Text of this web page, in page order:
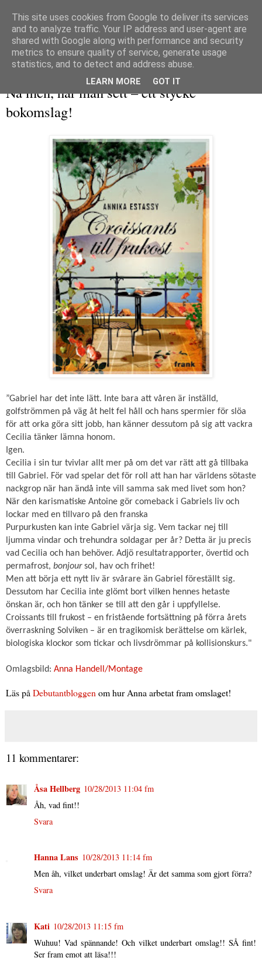
Nä men, har man sett – ett stycke
bokomslag!
”Gabriel har det inte lätt. Inte bara att våren är inställd,
golfströmmen på väg åt helt fel
håll och hans spermier för slöa
för att orka göra sitt jobb, han känner dessutom på sig att vackra
Cecilia tänker lämna honom.
Igen.
Cecilia i sin tur tvivlar allt mer på om det var rätt att gå tillbaka
till Gabriel. För vad spelar det för roll att han har världens sötaste
nackgrop när han ändå inte vill samma sak med livet som hon?
När den karismatiske Antoine gör comeback i Gabriels liv och
lockar med en tillvaro på den franska
Purpurkusten kan inte Gabriel värja sig. Vem tackar nej till
ljumma vindar och trehundra soldagar per år? Detta är ju precis
vad Cecilia och han behöver. Adjö resultatrapporter, övertid och
permafrost, bonjoursol, hav och frihet!
Men att börja ett nytt liv är svårare än Gabriel föreställt sig.
Dessutom har Cecilia inte glömt bort vilken hennes hetaste
önskan är, och hon tänker se till att den går i uppfyllelse.
Croissants till frukost – en fristående fortsättning på förra årets
överraskning Solviken – är en tragikomisk berättelse om kärlek,
biologiska klockor som tickar och livsdrömmar på kollisionskurs."
Omlagsbild: Anna Handell/Montage
Läs på Debutantbloggen om hur Anna arbetat fram omslaget!
11 kommentarer:
Åsa Hellberg 10/28/2013 11:04 fm
Åh, vad fint!!
Svara
Hanna Lans 10/28/2013 11:14 fm
Men åh, vilket underbart omslag! Är det samma som gjort förra?
Svara
Kati 10/28/2013 11:15 fm
Wuhuu! Vad spännande! Och vilket underbart omslag!! SÅ fint!
Ser fram emot att läsa!!!
This site uses cookies from Google to deliver its services
and to analyze traffic. Your IP address and user-agent are
shared with Google along with performance and security
metrics to ensure quality of service, generate usage
statistics, and to detect and address abuse.
LEARN MORE GOT IT